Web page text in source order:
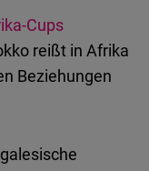
Cups
reißt in Afrika
Beziehungen